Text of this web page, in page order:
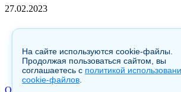
27.02.2023
Copyright © 2017. Данный интернет-сайт
гиперссылка на hotnews02.ru обязательна.
На сайте используются cookie-файлы.
Продолжая пользоваться сайтом, вы
соглашаетесь с политикой
cookie-файлов